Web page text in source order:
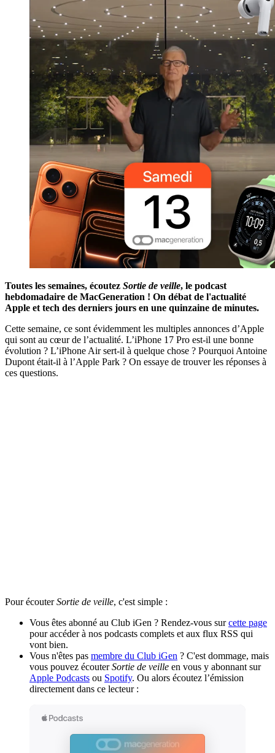
Toutes les semaines, écoutez Sortie de veille, le podcast
hebdomadaire de MacGeneration ! On débat de l'actualité
Apple et tech des derniers jours en une quinzaine de minutes.
Cette semaine, ce sont évidemment les multiples annonces d’Apple
qui sont au cœur de l’actualité. L’iPhone 17 Pro est-il une bonne
évolution ? L’iPhone Air sert-il à quelque chose ? Pourquoi Antoine
Dupont était-il à l’Apple Park ? On essaye de trouver les réponses à
ces questions.
Pour écouterSortie de veille, c'est simple :
Vous êtes abonné au Club iGen ? Rendez-vous surcette page
pour accéder à nos podcasts complets et aux flux RSS qui
vont bien.
Vous n'êtes pas membre du Club iGen ? C'est dommage, mais
vous pouvez écouterSortie de veille en vous y abonnant sur
Apple Podcasts ou Spotify. Ou alors écoutez l’émission
directement dans ce lecteur :